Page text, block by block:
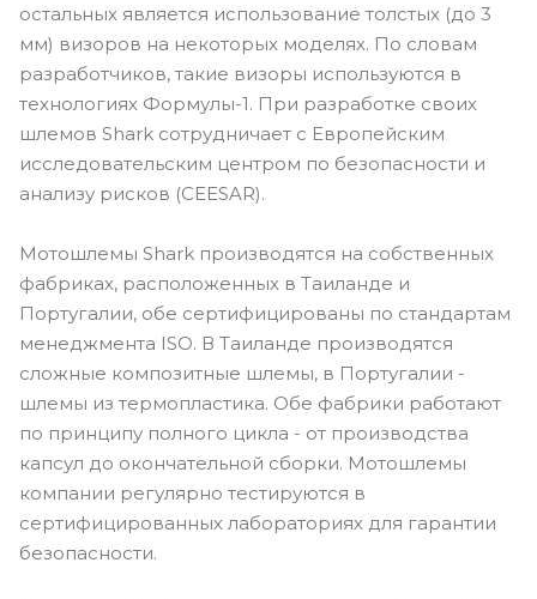
остальных является использование толстых (до 3
мм) визоров на некоторых моделях. По словам
разработчиков, такие визоры используются в
технологиях Формулы-1. При разработке своих
шлемов Shark сотрудничает с Европейским
исследовательским центром по безопасности и
анализу рисков (CEESAR).
Мотошлемы Shark производятся на собственных
фабриках, расположенных в Таиланде и
Португалии, обе сертифицированы по стандартам
менеджмента ISO. В Таиланде производятся
сложные композитные шлемы, в Португалии -
шлемы из термопластика. Обе фабрики работают
по принципу полного цикла - от производства
капсул до окончательной сборки. Мотошлемы
компании регулярно тестируются в
сертифицированных лабораториях для гарантии
безопасности.